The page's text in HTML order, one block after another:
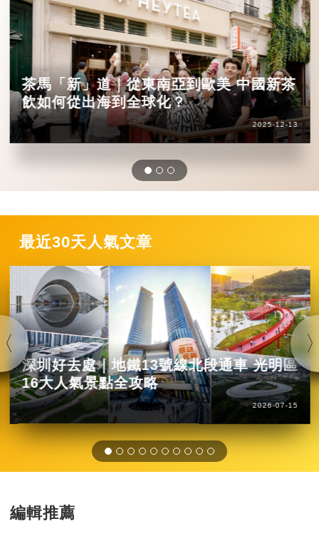
茶馬「新」道｜從東南亞到歐美 中國新茶
飲如何從出海到全球化？
2025-12-13
最近30天人氣文章
深圳好去處｜地鐵13號線北段通車 光明區
16大人氣景點全攻略
2026-07-15
編輯推薦